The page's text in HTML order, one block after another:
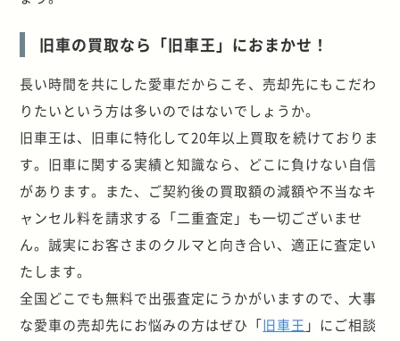
旧車の買取なら「旧車王」におまかせ！
長い時間を共にした愛車だからこそ、売却先にもこだわ
りたいという方は多いのではないでしょうか。
旧車王は、旧車に特化して20年以上買取を続けておりま
す。旧車に関する実績と知識なら、どこに負けない自信
があります。また、ご契約後の買取額の減額や不当なキ
ャンセル料を請求する「二重査定」も一切ございませ
ん。誠実にお客さまのクルマと向き合い、適正に査定い
たします。
全国どこでも無料で出張査定にうかがいますので、大事
な愛車の売却先にお悩みの方はぜひ「旧車王 」にご相談